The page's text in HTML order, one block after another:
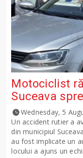
Motociclist
Suceava
Wednesday, 5
Un accident rutier a
din municipiul
au fost implicate un
locului a ajuns un